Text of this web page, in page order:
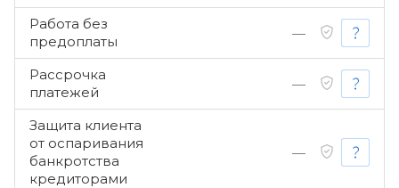
Работа без
предоплаты
—
Рассрочка
платежей
—
Защита клиента
от оспаривания
банкротства
кредиторами
—